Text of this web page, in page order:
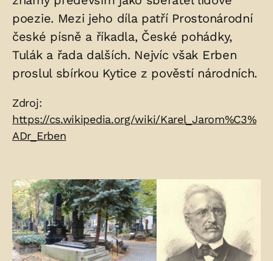
poezie. Mezi jeho díla patří Prostonárodní
české písně a říkadla, České pohádky,
Tulák a řada dalších. Nejvíc však Erben
proslul sbírkou Kytice z pověstí národních.
Zdroje:
Zdroj:
https://cs.wikipedia.org/wiki/Karel_Jarom%C3%
ADr_Erben
Fotogalerie: